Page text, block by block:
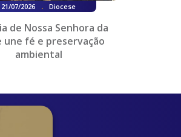
21/07/2026 . Diocese
de Nossa Senhora da
une fé e preservação
ambiental